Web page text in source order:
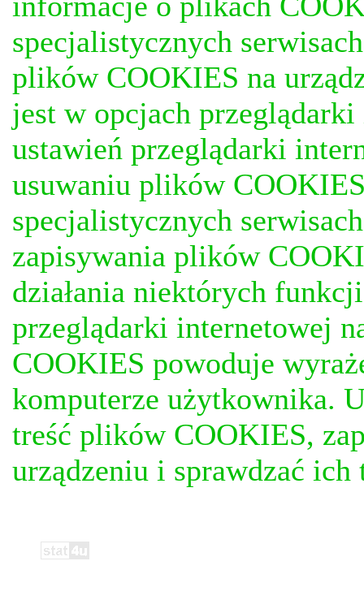
specjalistycznych
plików COOKIES na
jest w opcjach
ustawień przeglądarki
usuwaniu plików
specjalistycznych
zapisywania plików
działania niektórych
przeglądarki internetowej
COOKIES powoduje
komputerze użytkownika.
treść plików COOKIES,
urządzeniu i sprawdzać ich